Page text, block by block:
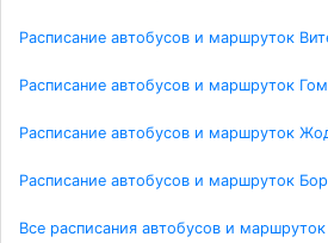
Расписание автобусов и маршруток
Расписание автобусов и маршруток
Расписание автобусов и маршруток
Расписание автобусов и маршруток
Все расписания автобусов и маршруток